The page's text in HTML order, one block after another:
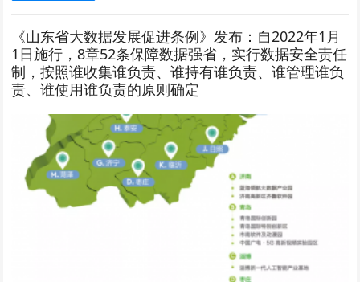
《山东省大数据发展促进条例》发布：自2022年1月
1日施行，8章52条保障数据强省，实行数据安全责任
制，按照谁收集谁负责、谁持有谁负责、谁管理谁负
责、谁使用谁负责的原则确定